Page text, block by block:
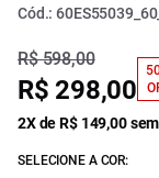
Cód.:
R$ 598,00
R$ 298,00
2X de R$ 149,00
SELECIONE A COR: